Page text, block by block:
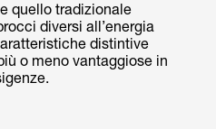
quello tradizionale
diversi all’energia
distintive
o meno vantaggiose in